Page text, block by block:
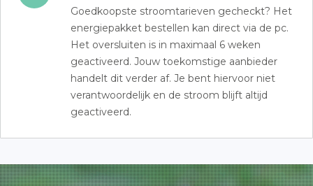
Goedkoopste stroomtarieven gecheckt? Het
energiepakket bestellen kan direct via de pc.
Het oversluiten is in maximaal 6 weken
geactiveerd. Jouw toekomstige aanbieder
handelt dit verder af. Je bent hiervoor niet
verantwoordelijk en de stroom blijft altijd
geactiveerd.